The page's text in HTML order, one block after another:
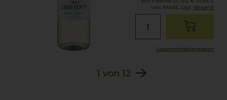
inkl. MwSt. zzgl. Versand
Lebensmittel­angaben
1 von 12